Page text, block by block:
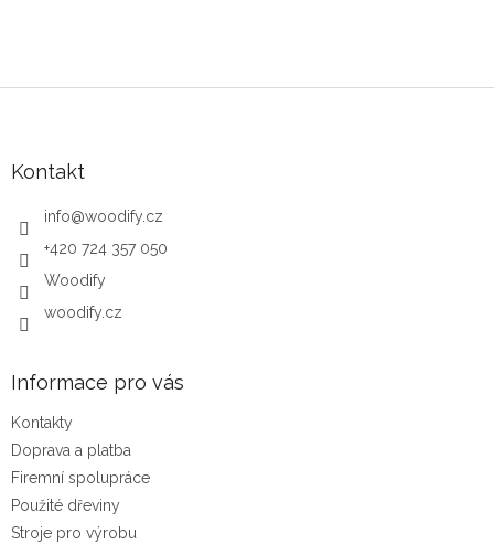
Kontakt
info@woodify.cz
+420 724 357 050
Woodify
woodify.cz
Informace pro vás
Kontakty
Doprava a platba
Firemní spolupráce
Použité dřeviny
Stroje pro výrobu